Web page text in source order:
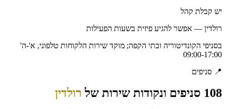
יש קבלת קהל
רולדין — אפשר להגיע פיזית בשעות הפעילות
בסניפי הקונדיטוריה ובתי הקפה; מוקד שירות הלקוחות טלפוני, א'-ה'
09:00-17:00
📍 סניפים
108 סניפים ונקודות שירות של רולדין